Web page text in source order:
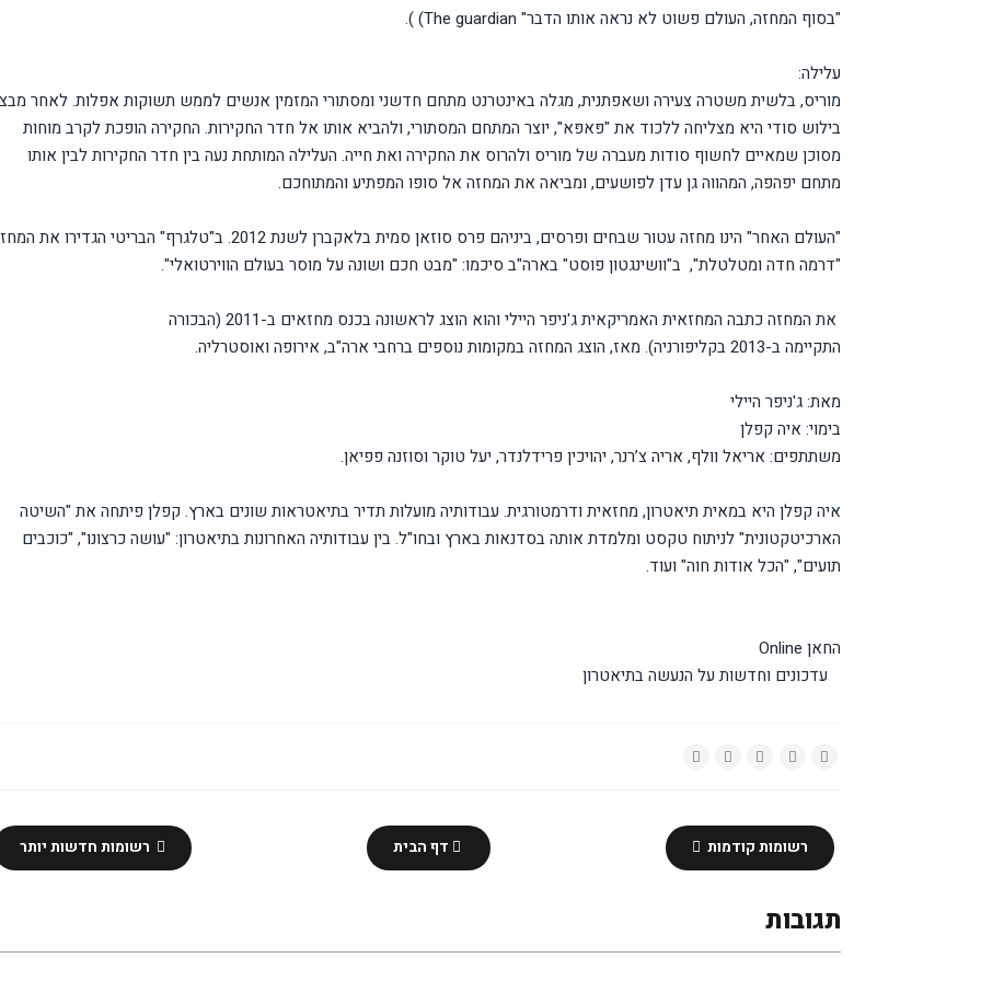
"בסוף המחזה, העולם פשוט לא נראה אותו הדבר" The guardian) ).
עלילה:
מוריס, בלשית משטרה צעירה ושאפתנית, מגלה באינטרנט מתחם חדשני ומסתורי המזמין אנשים לממש תשוקות אפלות. לאחר
בילוש סודי היא מצליחה ללכוד את "פּאפּא", יוצר המתחם המסתורי, ולהביא אותו אל חדר החקירות. החקירה הופכת לקרב מוחות
מסוכן שמאיים לחשוף סודות מעברה של מוריס ולהרוס את החקירה ואת חייה. העלילה המותחת נעה בין חדר החקירות לבין אותו
מתחם יפהפה, המהווה גן עדן לפושעים, ומביאה את המחזה אל סופו המפתיע והמתוחכם.
"העולם האחר" הינו מחזה עטור שבחים ופרסים, ביניהם פרס סוזאן סמית בלאקברן לשנת 2012. ב"טלגרף" הבריטי הגדירו
"דרמה חדה ומטלטלת", ב"וושינגטון פוסט" בארה"ב סיכמו: "מבט חכם ושונה על מוסר בעולם הווירטואלי".
את המחזה כתבה המחזאית האמריקאית ג'ניפר היילי והוא הוצג לראשונה בכנס מחזאים ב-2011 (הבכורה
התקיימה ב-2013 בקליפורניה). מאז, הוצג המחזה במקומות נוספים ברחבי ארה"ב, אירופה ואוסטרליה.
מאת: ג'ניפר היילי
בימוי: איה קפלן
משתתפים: אריאל וולף, אריה צ’רנר, יהויכין פרידלנדר, יעל טוקר וסוזנה פפיאן.
איה קפלן היא במאית תיאטרון, מחזאית ודרמטורגית. עבודותיה מועלות תדיר בתיאטראות שונים בארץ. קפלן פיתחה את "השיטה
הארכיטקטונית" לניתוח טקסט ומלמדת אותה בסדנאות בארץ ובחו"ל. בין עבודותיה האחרונות בתיאטרון: "עושה כרצונו", "כוכבים
תועים", "הכל אודות חוה" ועוד.
החאן Online
עדכונים וחדשות על הנעשה בתיאטרון
רשומות חדשות יותר רשומות קודמות דף הבית
תגובות